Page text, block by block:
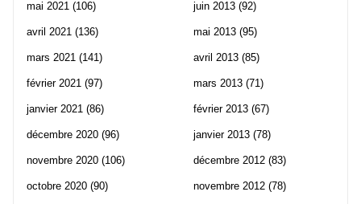
mai 2021 (106)
avril 2021 (136)
mars 2021 (141)
février 2021 (97)
janvier 2021 (86)
décembre 2020 (96)
novembre 2020 (106)
octobre 2020 (90)
juin 2013 (92)
mai 2013 (95)
avril 2013 (85)
mars 2013 (71)
février 2013 (67)
janvier 2013 (78)
décembre 2012 (83)
novembre 2012 (78)